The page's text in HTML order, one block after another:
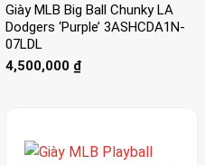
Giày MLB Big Ball Chunky LA
Dodgers ‘Purple’ 3ASHCDA1N-
07LDL
4,500,000 ₫